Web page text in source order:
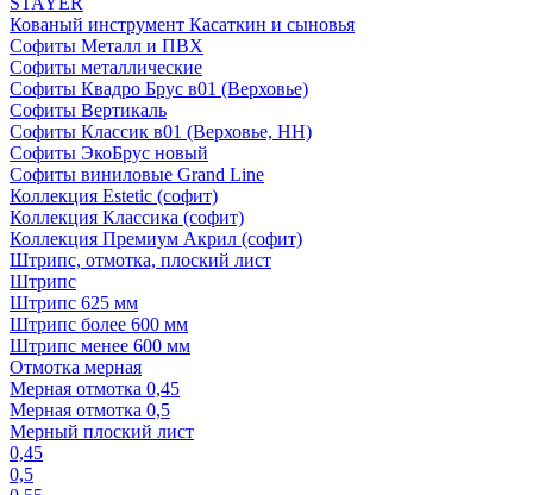
Кованый инструмент Касаткин и сыновья
Софиты Металл и ПВХ
Софиты металлические
Софиты Квадро Брус в01 (Верховье)
Софиты Вертикаль
Софиты Классик в01 (Верховье, НН)
Софиты ЭкоБрус новый
Софиты виниловые Grand Line
Коллекция Estetic (софит)
Коллекция Классика (софит)
Коллекция Премиум Акрил (софит)
Штрипс, отмотка, плоский лист
Штрипс
Штрипс 625 мм
Штрипс более 600 мм
Штрипс менее 600 мм
Отмотка мерная
Мерная отмотка 0,45
Мерная отмотка 0,5
Мерный плоский лист
0,45
0,5